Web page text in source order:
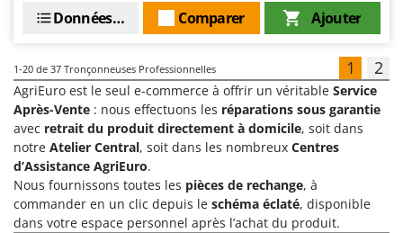
Ajouter
Comparer
Données techniques
1-20 de 37 Tronçonneuses Professionnelles 1 2
AgriEuro est le seul e-commerce à offrir un véritable Service
Après-Vente : nous effectuons les réparations sous garantie
avec retrait du produit directement à domicile, soit dans
notre Atelier Central, soit dans les nombreux Centres
d’Assistance AgriEuro.
Nous fournissons toutes les pièces de rechange, à
commander en un clic depuis le schéma éclaté, disponible
dans votre espace personnel après l’achat du produit.